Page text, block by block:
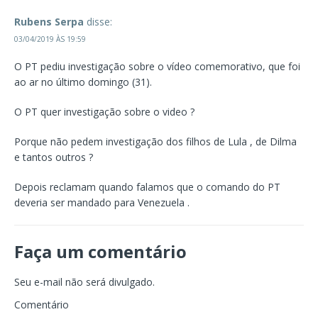
Rubens Serpa disse:
03/04/2019 ÀS 19:59
O PT pediu investigação sobre o vídeo comemorativo, que foi
ao ar no último domingo (31).
O PT quer investigação sobre o video ?
Porque não pedem investigação dos filhos de Lula , de Dilma
e tantos outros ?
Depois reclamam quando falamos que o comando do PT
deveria ser mandado para Venezuela .
Faça um comentário
Seu e-mail não será divulgado.
Comentário